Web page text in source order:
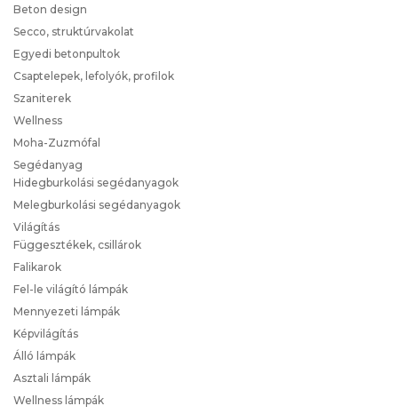
Beton design
Secco, struktúrvakolat
Egyedi betonpultok
Csaptelepek, lefolyók, profilok
Szaniterek
Wellness
Moha-Zuzmófal
Segédanyag
Hidegburkolási segédanyagok
Melegburkolási segédanyagok
Világítás
Függesztékek, csillárok
Falikarok
Fel-le világító lámpák
Mennyezeti lámpák
Képvilágítás
Álló lámpák
Asztali lámpák
Wellness lámpák